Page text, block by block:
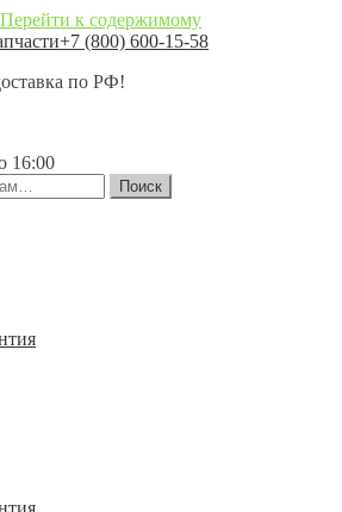
Перейти к содержимому
+7 (800) 600-15-58
по РФ!
16:00
Поиск